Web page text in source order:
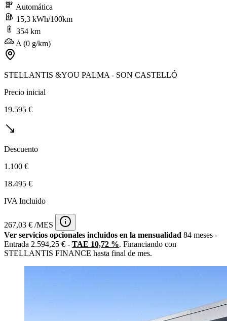
Automática
15,3 kWh/100km
354 km
A (0 g/km)
STELLANTIS &YOU PALMA - SON CASTELLÓ
Precio inicial
19.595 €
Descuento
1.100 €
18.495 €
IVA Incluido
267,03 € /MES
Ver servicios opcionales incluidos en la mensualidad 84 meses -
Entrada 2.594,25 € - TAE 10,72 %. Financiando con
STELLANTIS FINANCE hasta final de mes.